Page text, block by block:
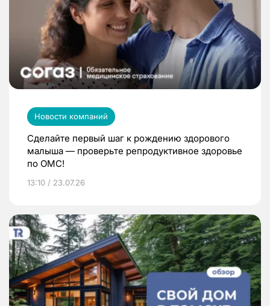
Новости компаний
Сделайте первый шаг к рождению здорового
малыша — проверьте репродуктивное здоровье
по ОМС!
13:10 / 23.07.26